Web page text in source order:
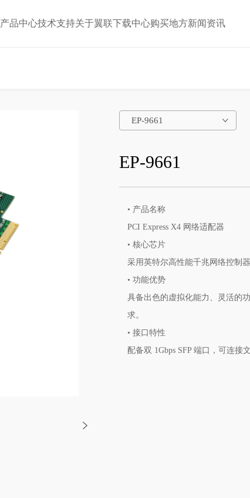
产品中心技术支持关于翼联下载中心购买地方新闻资讯
EP-9661
EP-9661
• 产品名称
PCI Express X4 网络适配器
• 核心芯片
采用英特尔高性能千兆网络控制
• 功能优势
具备出色的虚拟化能力、灵活的
求。
• 接口特性
配备双 1Gbps SFP 端口，可连接